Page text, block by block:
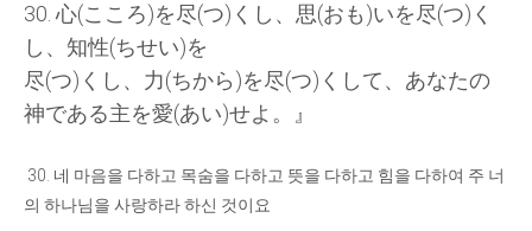
30.心(こころ)を尽(つ) くし 、 思(おも)いを尽(つ) く
し 、 知性(ちせい)を
尽(つ) くし 、 力(ちから)を尽(つ) くして、 あなたの
神である主を愛(あい)せよ 。』
30. 네 마음을 다하고 목숨을 다하고 뜻을 다하고 힘을 다하여 주 너
의 하나님을 사랑하라 하신 것이요